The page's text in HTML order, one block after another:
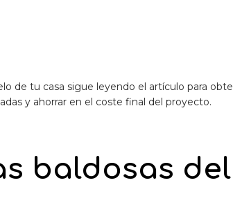
de tu casa sigue leyendo el artículo para
y ahorrar en el coste final del proyecto.
baldosas